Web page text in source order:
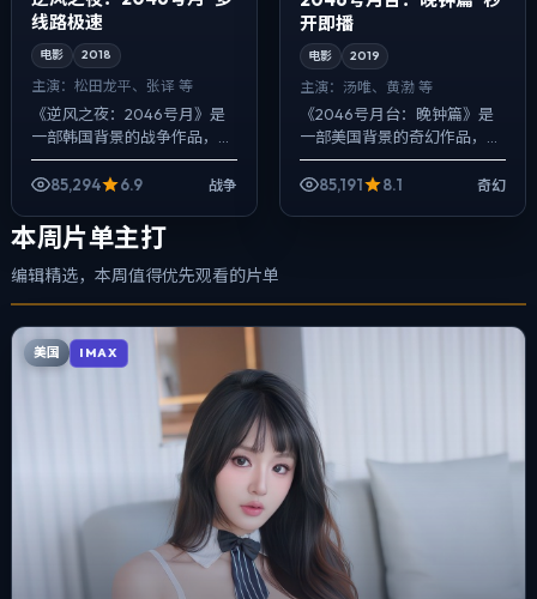
线路极速
电影 2018
主演： 松田龙平、张译 等
《逆风之夜：2046号月》是
一部韩国背景的战争作品，
2018年公映，由徐克执导，松
田龙平、张译、蕾雅·赛杜等主
拧成一股...
85,294 6.9 战争
开即播
电影 2019
主演： 汤唯、黄渤 等
《2046号月台：晚钟篇》是
一部美国背景的奇幻作品，
2019年公映，由毕赣执导，汤
唯、黄渤、周迅等主演。用双
85,191 8.1 奇幻
本周片单主打
编辑精选，本周值得优先观看的片单
美国 IMAX